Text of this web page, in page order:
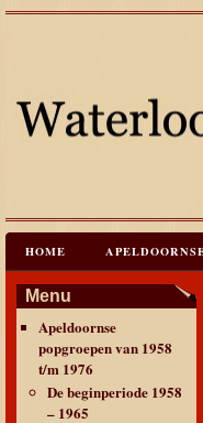
HOME
JAREN 60 FESTIVALS &
CONTACT &
Menu
Apeldoornse
popgroepen van 1958
t/m 1976
De beginperiode 1958
– 1965